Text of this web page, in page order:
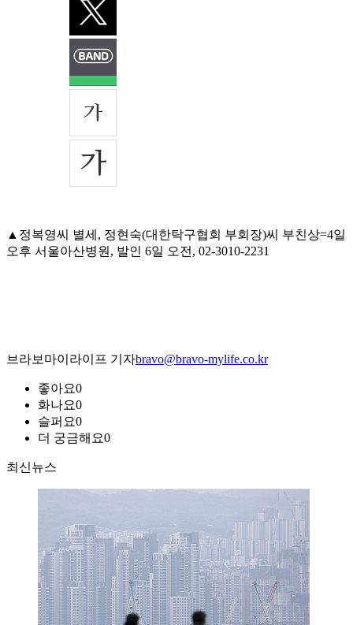
▲정복영씨 별세, 정현숙(대한탁구협회 부회장)씨 부친상=4일
오후 서울아산병원, 발인 6일 오전, 02-3010-2231
브라보마이라이프 기자bravo@bravo-mylife.co.kr
좋아요0
화나요0
슬퍼요0
더 궁금해요0
최신뉴스